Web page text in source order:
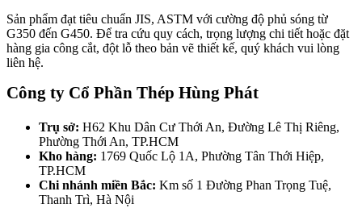
Sản phẩm đạt tiêu chuẩn JIS, ASTM với cường độ phủ sóng từ
G350 đến G450. Để tra cứu quy cách, trọng lượng chi tiết hoặc đặt
hàng gia công cắt, đột lỗ theo bản vẽ thiết kế, quý khách vui lòng
liên hệ.
Công ty Cổ Phần Thép Hùng Phát
Trụ sở: H62 Khu Dân Cư Thới An, Đường Lê Thị Riêng,
Phường Thới An, TP.HCM
Kho hàng: 1769 Quốc Lộ 1A, Phường Tân Thới Hiệp,
TP.HCM
Chi nhánh miền Bắc: Km số 1 Đường Phan Trọng Tuệ,
Thanh Trì, Hà Nội